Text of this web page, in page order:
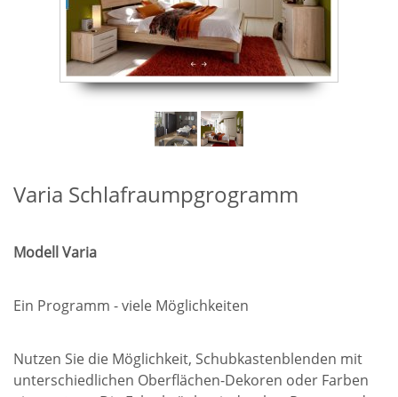
Varia Schlafraumpgrogramm
Modell Varia
Ein Programm - viele Möglichkeiten
Nutzen Sie die Möglichkeit, Schubkastenblenden mit
unterschiedlichen Oberflächen-Dekoren oder Farben